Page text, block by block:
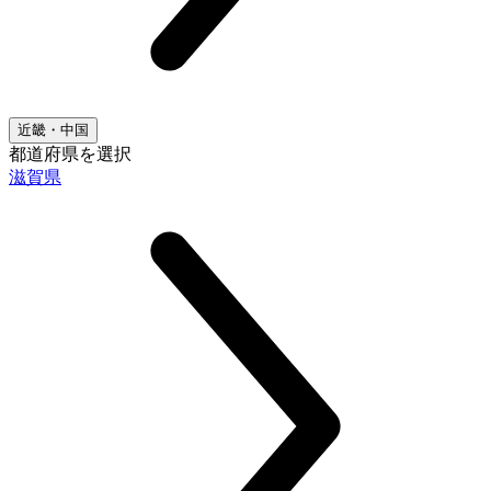
近畿・中国
都道府県を選択
滋賀県